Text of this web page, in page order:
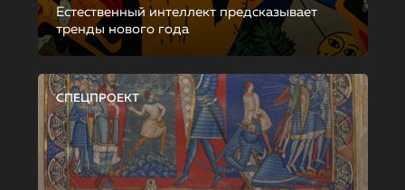
Естественный интеллект предсказывает
тренды нового года
СПЕЦПРОЕКТ